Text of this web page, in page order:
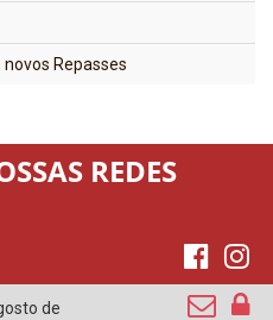
Repasses
REDES
de